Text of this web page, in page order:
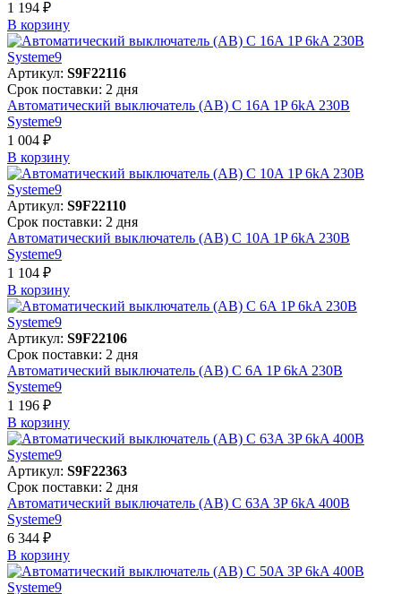
1 194 ₽
В корзинy
Артикул: S9F22116
Срок поставки: 2 дня
Автоматический выключатель (АВ) C 16A 1P 6kA 230В
Systeme9
1 004 ₽
В корзинy
Артикул: S9F22110
Срок поставки: 2 дня
Автоматический выключатель (АВ) C 10A 1P 6kA 230В
Systeme9
1 104 ₽
В корзинy
Артикул: S9F22106
Срок поставки: 2 дня
Автоматический выключатель (АВ) C 6A 1P 6kA 230В
Systeme9
1 196 ₽
В корзинy
Артикул: S9F22363
Срок поставки: 2 дня
Автоматический выключатель (АВ) C 63A 3P 6kA 400В
Systeme9
6 344 ₽
В корзинy